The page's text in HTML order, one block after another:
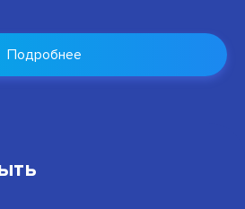
Подробнее